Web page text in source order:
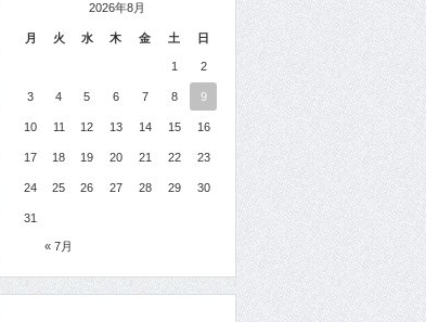
2026年8月
月 火 水 木 金 土 日
« 7月
1 2
3 4 5 6 7 8 9
10 11 12 13 14 15 16
17 18 19 20 21 22 23
24 25 26 27 28 29 30
31